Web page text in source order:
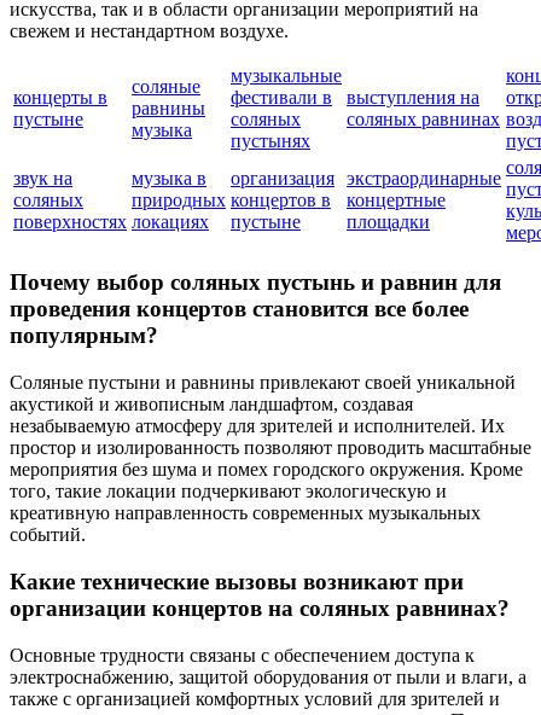
искусства, так и в области организации мероприятий на
свежем и нестандартном воздухе.
концерты в
пустыне
соляные
равнины
музыка
музыкальные
фестивали в
соляных
пустынях
выступления на
соляных равнинах
звук на
соляных
поверхностях
музыка в
природных
локациях
организация
концертов в
пустыне
экстраординарные
концертные
площадки
Почему выбор соляных пустынь и равнин для
проведения концертов становится все более
популярным?
Соляные пустыни и равнины привлекают своей уникальной
акустикой и живописным ландшафтом, создавая
незабываемую атмосферу для зрителей и исполнителей. Их
простор и изолированность позволяют проводить масштабные
мероприятия без шума и помех городского окружения. Кроме
того, такие локации подчеркивают экологическую и
креативную направленность современных музыкальных
событий.
Какие технические вызовы возникают при
организации концертов на соляных равнинах?
Основные трудности связаны с обеспечением доступа к
электроснабжению, защитой оборудования от пыли и влаги, а
также с организацией комфортных условий для зрителей и